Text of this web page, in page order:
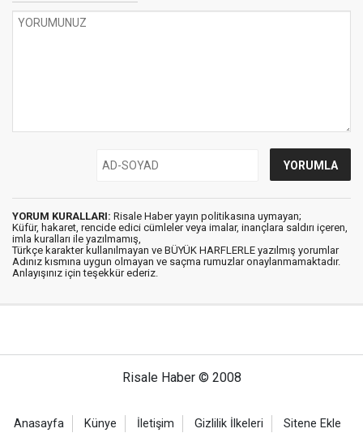
YORUM KURALLARI: Risale Haber yayın politikasına uymayan;
Küfür, hakaret, rencide edici cümleler veya imalar, inançlara saldırı içeren,
imla kuralları ile yazılmamış,
Türkçe karakter kullanılmayan ve BÜYÜK HARFLERLE yazılmış yorumlar
Adınız kısmına uygun olmayan ve saçma rumuzlar onaylanmamaktadır.
Anlayışınız için teşekkür ederiz.
Risale Haber © 2008
Anasayfa Künye İletişim Gizlilik İlkeleri Sitene Ekle